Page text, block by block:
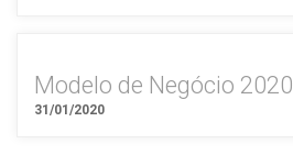
Modelo de Negócio 2020
31/01/2020